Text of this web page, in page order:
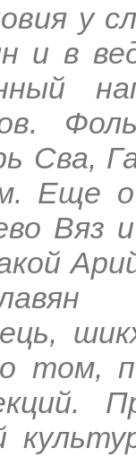
у
и в
Сва,
Еще
Вяз
том,